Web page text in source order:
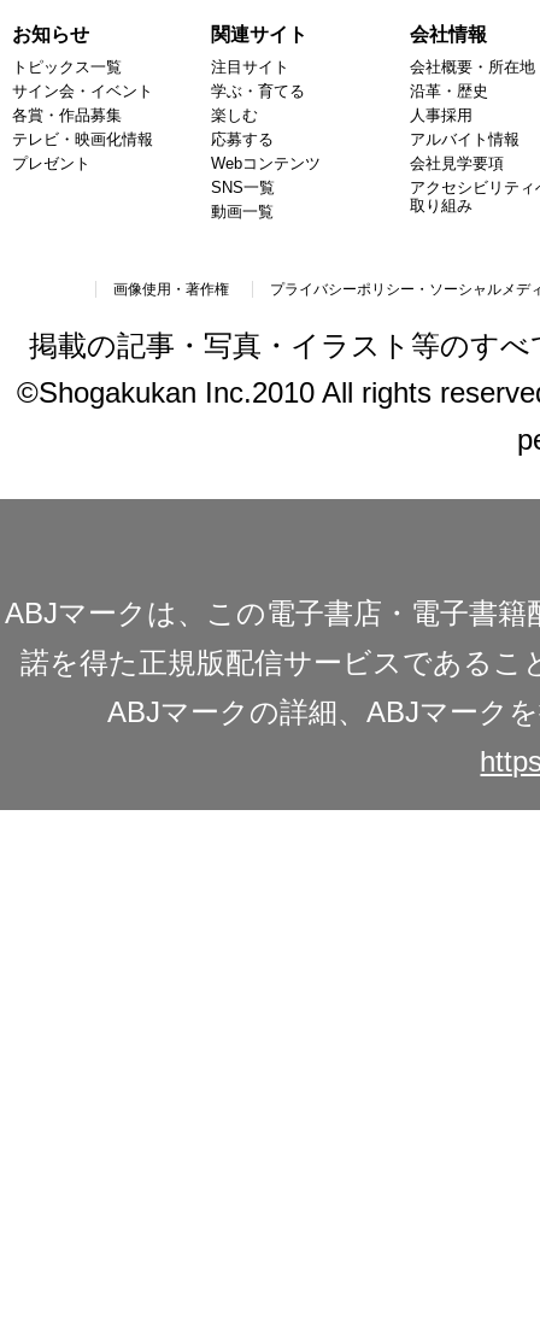
お知らせ
トピックス一覧
サイン会・イベント
各賞・作品募集
テレビ・映画化情報
プレゼント
関連サイト
注目サイト
学ぶ・育てる
楽しむ
応募する
Webコンテンツ
SNS一覧
動画一覧
会社情報
会社概要・所在地
沿革・歴史
人事採用
アルバイト情報
会社見学要項
アクセシビリティ
取り組み
画像使用・著作権 プライバシーポリシー・ソーシャルメデ
掲載の記事・写真・イラスト等のす
©Shogakukan Inc.2010 All rights
ABJマークは、この電子書店・電子書
諾を得た正規版配信サービスであるこ
ABJマークの詳細、ABJマーク